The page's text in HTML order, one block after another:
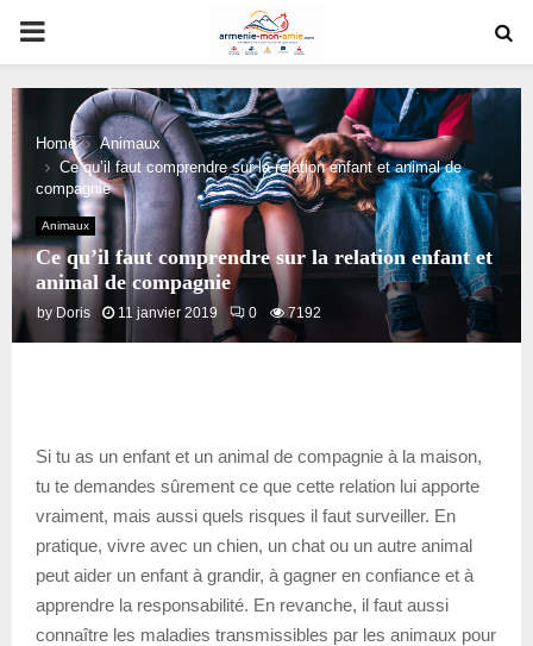
PRIMARY
MENU
Home
Animaux
Ce qu’il faut comprendre sur la relation enfant et animal de
compagnie
Animaux
Ce qu’il faut comprendre sur la relation enfant et
animal de compagnie
by Doris 11 janvier 2019 0 7192
Si tu as un enfant et un animal de compagnie à la maison,
tu te demandes sûrement ce que cette relation lui apporte
vraiment, mais aussi quels risques il faut surveiller. En
pratique, vivre avec un chien, un chat ou un autre animal
peut aider un enfant à grandir, à gagner en confiance et à
apprendre la responsabilité. En revanche, il faut aussi
connaître les maladies transmissibles par les animaux pour